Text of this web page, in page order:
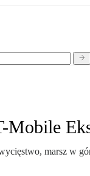
Mobile
marsz w